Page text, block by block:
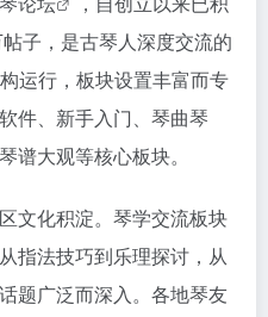
子，是古琴人深度交流的
运行，板块设置丰富而专
件、新手入门、琴曲琴
谱大观等核心板块。
文化积淀。琴学交流板块
指法技巧到乐理探讨，从
题广泛而深入。各地琴友